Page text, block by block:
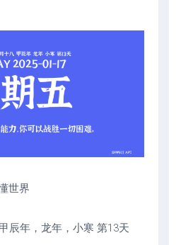
世界
辰年，龙年，小寒 第13天